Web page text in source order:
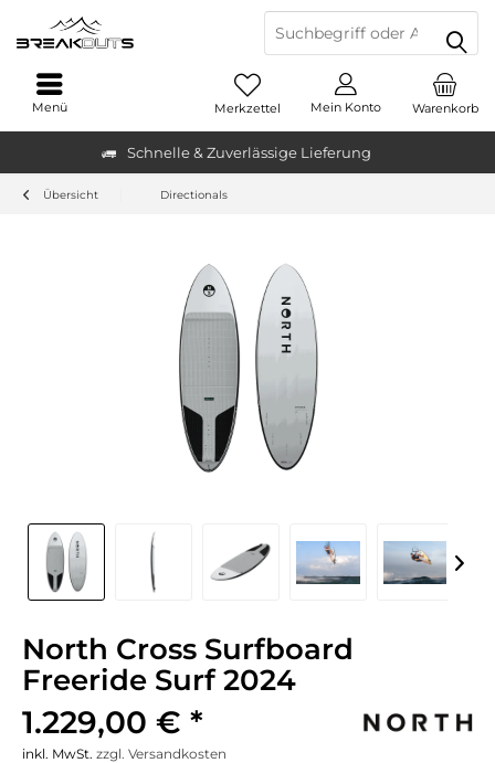
Schnelle & Zuverlässige Lieferung
Warenkorb
Merkzettel Mein Konto
Menü
Übersicht Directionals
North Cross Surfboard
Freeride Surf 2024
1.229,00 € *
inkl. MwSt. zzgl. Versandkosten